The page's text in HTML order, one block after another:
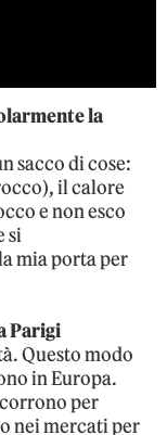
la
sacco di cose:
il calore
e non esco
si
mia porta per
Parigi
Questo modo
in Europa.
per
nei mercati per